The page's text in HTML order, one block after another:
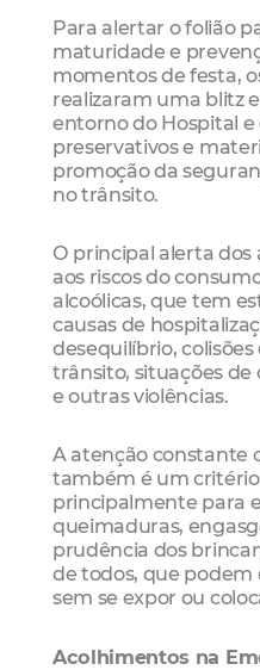
Para alertar o folião
maturidade e
momentos de festa,
realizaram uma blitz
entorno do Hospital
preservativos e
promoção da
no trânsito.
O principal alerta dos
aos riscos do
alcoólicas, que tem
causas de
desequilíbrio,
trânsito, situações de
e outras violências.
A atenção constante
também é um
principalmente para
queimaduras,
prudência dos
de todos, que podem
sem se expor ou
Acolhimentos na